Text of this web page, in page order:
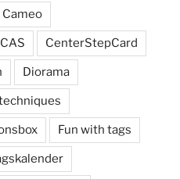
Cameo
CAS CenterStepCard
Diorama
Fun with tags